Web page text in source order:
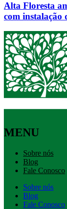
Alta Floresta
com instalação
MENU
Sobre nós
Blog
Fale Conosco
Sobre nós
Blog
Fale Conosco